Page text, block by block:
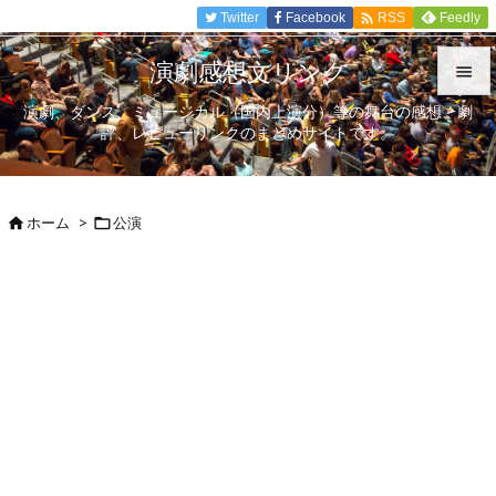


メニュ

Twitter Facebook  RSS Feedly
演劇感想文リンク
演劇、ダンス、ミュージカル（国内上演分）等の舞台の感想、劇
評、レビューリンクのまとめサイトです。
ホーム > 公演